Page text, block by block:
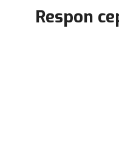
Respon